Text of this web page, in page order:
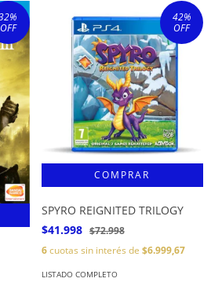
%
OFF
42%
OFF
SPYRO REIGNITED TRILOGY
$41.998 $72.998
6cuotas sin interés de $6.999,67
LISTADO COMPLETO